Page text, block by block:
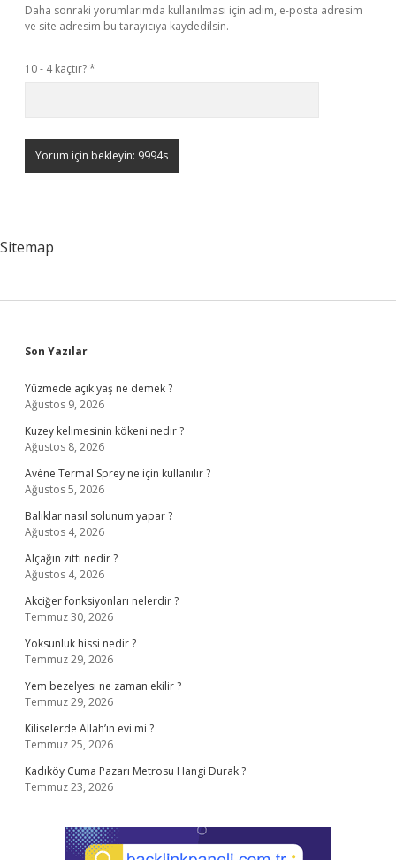
Daha sonraki yorumlarımda kullanılması için adım, e-posta adresim
ve site adresim bu tarayıcıya kaydedilsin.
10 - 4 kaçtır?*
Sitemap
Sidebar
Son Yazılar
Yüzmede açık yaş ne demek ?
Ağustos 9, 2026
Kuzey kelimesinin kökeni nedir ?
Ağustos 8, 2026
Avène Termal Sprey ne için kullanılır ?
Ağustos 5, 2026
Balıklar nasıl solunum yapar ?
Ağustos 4, 2026
Alçağın zıttı nedir ?
Ağustos 4, 2026
Akciğer fonksiyonları nelerdir ?
Temmuz 30, 2026
Yoksunluk hissi nedir ?
Temmuz 29, 2026
Yem bezelyesi ne zaman ekilir ?
Temmuz 29, 2026
Kiliselerde Allah’ın evi mi ?
Temmuz 25, 2026
Kadıköy Cuma Pazarı Metrosu Hangi Durak ?
Temmuz 23, 2026